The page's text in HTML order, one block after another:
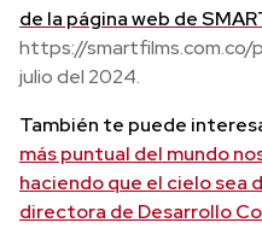
de la página web de
https://smartfilms.com.co/
julio del 2024.
También te puede
más puntual del mundo
haciendo que el cielo sea
directora de Desarrollo